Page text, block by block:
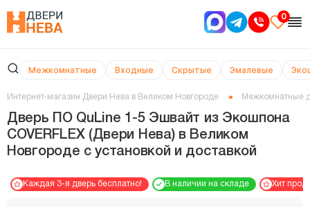
0
Межкомнатные Входные Скрытые Эмалевые
Интернет-магазин Двери Нева в Великом Новгороде Межкомнатные
Дверь ПО QuLine 1-5 Эшвайт из Экошпона
COVERFLEX (Двери Нева) в Великом
Новгороде с установкой и доставкой
Каждая 3-я дверь бесплатно! В наличии на складе Хит